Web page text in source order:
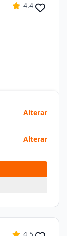
4.4
Alterar
Alterar